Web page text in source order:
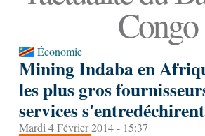
Congo
Économie
Mining Indaba en
les plus gros
services s'entredéchirent
Mardi 4 Février 2014 - 15:37